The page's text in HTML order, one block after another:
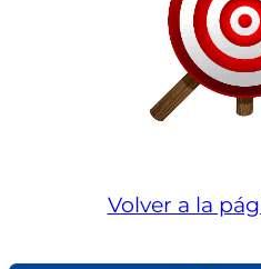
Volver a la